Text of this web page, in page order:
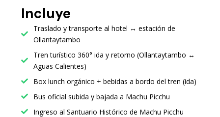
Incluye
Traslado y transporte al hotel ↔ estación de
Ollantaytambo
Tren turístico 360° ida y retorno (Ollantaytambo ↔
Aguas Calientes)
Box lunch orgánico + bebidas a bordo del tren (ida)
Bus oficial subida y bajada a Machu Picchu
Ingreso al Santuario Histórico de Machu Picchu